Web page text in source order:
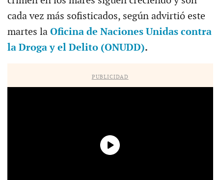
cada vez más sofisticados, según advirtió este
martes la Oficina de Naciones Unidas contra
la Droga y el Delito (ONUDD).
PUBLICIDAD